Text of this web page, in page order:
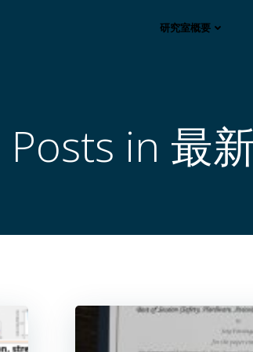
研究室概要
Posts in 最